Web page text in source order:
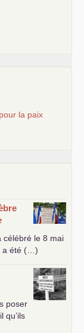
la paix
célébré le 8 mai
a été (…)
poser
qu’ils